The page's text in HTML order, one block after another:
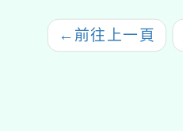
← 前往上一頁